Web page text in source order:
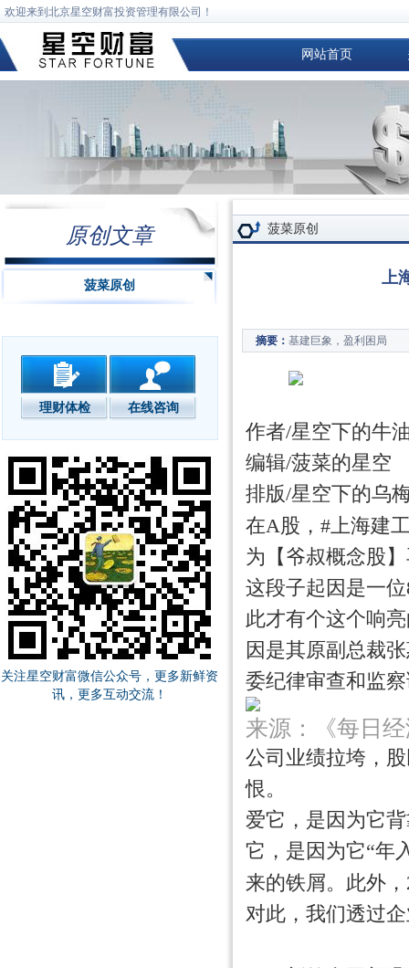
欢迎来到北京星空财富投资管理有限公司！
网站首页
原创文章
菠菜原创
理财体检 在线咨询
关注星空财富微信公众号，更多新鲜资
讯，更多互动交流！
菠菜原创
上
摘要： 基建巨象，盈利困局
作者/星空下的牛
编辑/菠菜的星空
排版/星空下的乌
在A股，#上海建
为【爷叔概念股
这段子起因是一
此才有个这个响
因是其原副总裁
委纪律审查和监
来源：《每日
公司业绩拉垮，
恨。
爱它，是因为它
它，是因为它“年
来的铁屑。此外
对此，我们透过